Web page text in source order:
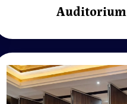
Auditorium